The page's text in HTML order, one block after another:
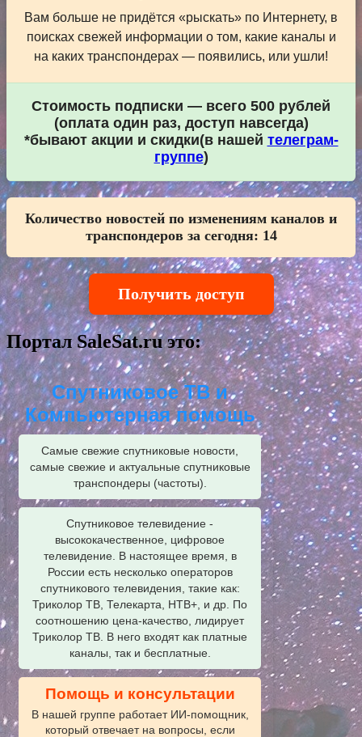
Вам больше не придётся «рыскать» по Интернету, в
поисках свежей информации о том, какие каналы и
на каких транспондерах — появились, или ушли!
Стоимость подписки — всего 500 рублей
(оплата один раз, доступ навсегда)
*бывают акции и скидки(в нашей телеграм-
группе)
Количество новостей по изменениям каналов и
транспондеров за сегодня: 14
Получить доступ
Портал SaleSat.ru это:
Спутниковое ТВ и
Компьютерная помощь
Самые свежие спутниковые новости,
самые свежие и актуальные спутниковые
транспондеры (частоты).
Спутниковое телевидение -
высококачественное, цифровое
телевидение. В настоящее время, в
России есть несколько операторов
спутникового телевидения, такие как:
Триколор ТВ, Телекарта, НТВ+, и др. По
соотношению цена-качество, лидирует
Триколор ТВ. В него входят как платные
каналы, так и бесплатные.
Помощь и консультации
В нашей группе работает ИИ‑помощник,
который отвечает на вопросы, если